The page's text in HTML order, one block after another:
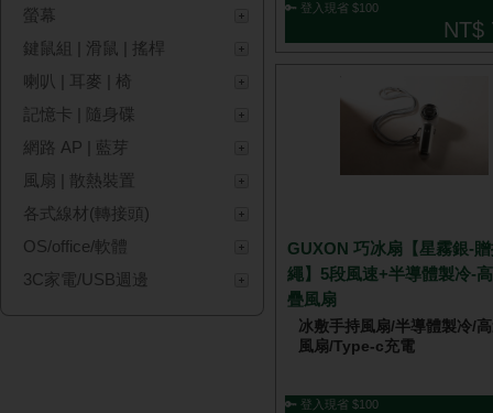
螢幕
鍵鼠組 | 滑鼠 | 搖桿
喇叭 | 耳麥 | 椅
記憶卡 | 隨身碟
網路 AP | 藍芽
風扇 | 散熱裝置
各式線材(轉接頭)
OS/office/軟體
3C家電/USB週邊
🔑 登入現省 $100
NT$
GUXON 巧冰扇【星霧銀-
繩】5段風速+半導體製冷-
疊風扇
冰敷手持風扇/半導體製冷/
風扇/Type-c充電
🔑 登入現省 $100